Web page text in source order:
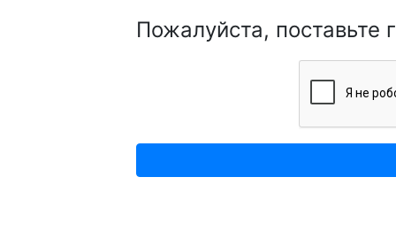
Пожалуйста, поставьте